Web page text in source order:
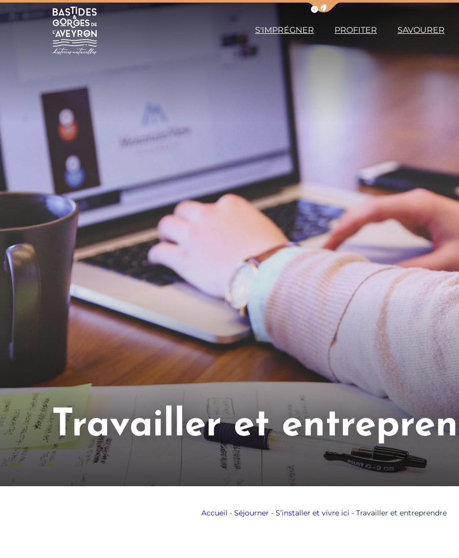
Afficher la barre de navigation du
S'IMPRÉGNER PROFITER SAVOURER
Travailler et
Accueil - Séjourner - S’installer et vivre ici - Travailler et entreprendre